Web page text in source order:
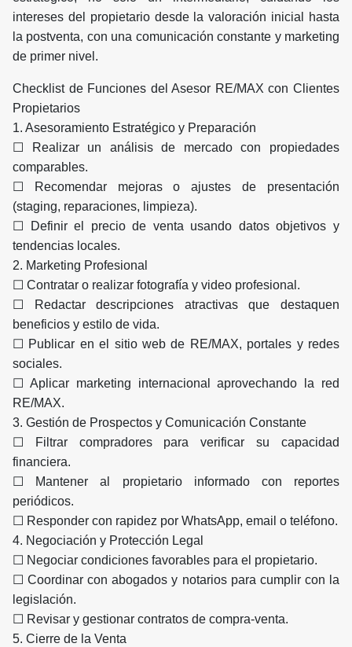
intereses del propietario desde la valoración inicial hasta
la postventa, con una comunicación constante y marketing
de primer nivel.
Checklist de Funciones del Asesor RE/MAX con Clientes
Propietarios
1. Asesoramiento Estratégico y Preparación
☐ Realizar un análisis de mercado con propiedades
comparables.
☐ Recomendar mejoras o ajustes de presentación
(staging, reparaciones, limpieza).
☐ Definir el precio de venta usando datos objetivos y
tendencias locales.
2. Marketing Profesional
☐ Contratar o realizar fotografía y video profesional.
☐ Redactar descripciones atractivas que destaquen
beneficios y estilo de vida.
☐ Publicar en el sitio web de RE/MAX, portales y redes
sociales.
☐ Aplicar marketing internacional aprovechando la red
RE/MAX.
3. Gestión de Prospectos y Comunicación Constante
☐ Filtrar compradores para verificar su capacidad
financiera.
☐ Mantener al propietario informado con reportes
periódicos.
☐ Responder con rapidez por WhatsApp, email o teléfono.
4. Negociación y Protección Legal
☐ Negociar condiciones favorables para el propietario.
☐ Coordinar con abogados y notarios para cumplir con la
legislación.
☐ Revisar y gestionar contratos de compra-venta.
5. Cierre de la Venta